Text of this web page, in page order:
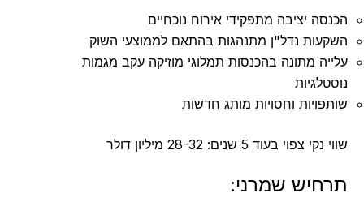
הכנסה יציבה מתפקידי אירוח נוכחיים
השקעות נדל"ן מתנהגות בהתאם לממוצעי השוק
עלייה מתונה בהכנסות תמלוגי מוזיקה עקב מגמות
נוסטלגיות
שותפויות וחסויות מותג חדשות
שווי נקי צפוי בעוד 5 שנים: 28-32 מיליון דולר
תרחיש שמרני: